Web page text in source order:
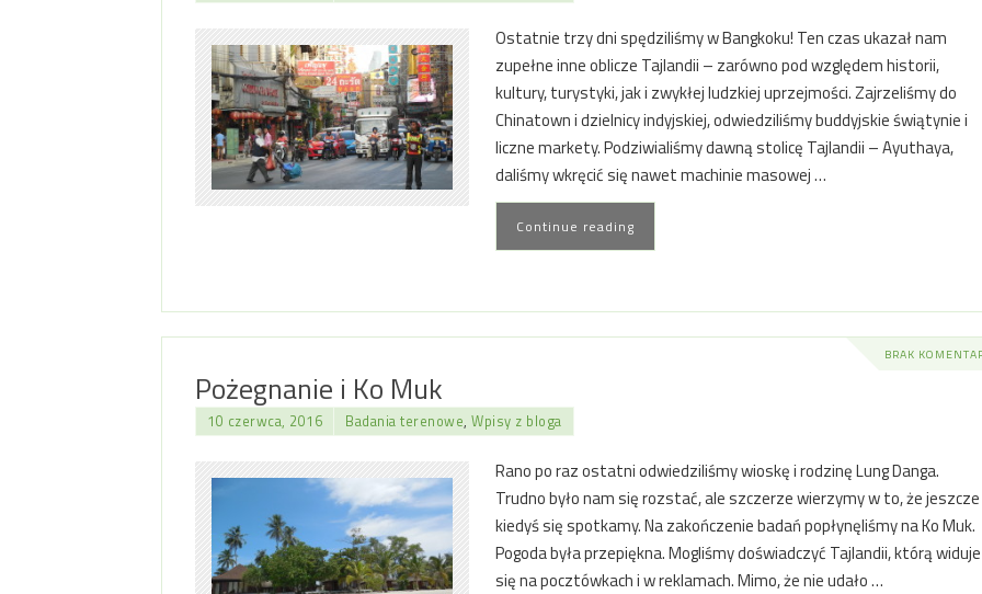
Ostatnie trzy dni spędziliśmy w Bangkoku! Ten czas ukazał nam
zupełne inne oblicze Tajlandii – zarówno pod względem historii,
kultury, turystyki, jak i zwykłej ludzkiej uprzejmości. Zajrzeliśmy do
Chinatown i dzielnicy indyjskiej, odwiedziliśmy buddyjskie świątynie i
liczne markety. Podziwialiśmy dawną stolicę Tajlandii – Ayuthaya,
daliśmy wkręcić się nawet machinie masowej …
Continue reading
BRAK
Pożegnanie i Ko Muk
10 czerwca, 2016 Badania terenowe, Wpisy z bloga
Rano po raz ostatni odwiedziliśmy wioskę i rodzinę Lung Danga.
Trudno było nam się rozstać, ale szczerze wierzymy w to, że jeszcze
kiedyś się spotkamy. Na zakończenie badań popłynęliśmy na Ko Muk.
Pogoda była przepiękna. Mogliśmy doświadczyć Tajlandii, którą widuje
się na pocztówkach i w reklamach. Mimo, że nie udało …